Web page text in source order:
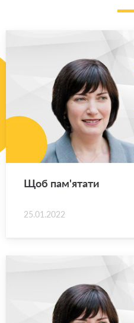
Щоб па­м'я­та­ти
25.01.2022